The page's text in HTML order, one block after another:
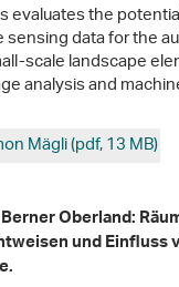
evaluates the
data for the
scale landscape
analysis and
Mägli (pdf, 13 MB)
Oberland:
und Einfluss